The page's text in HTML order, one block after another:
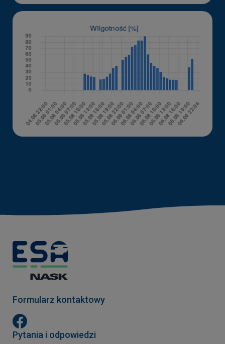
Formularz kontaktowy
Pytania i odpowiedzi